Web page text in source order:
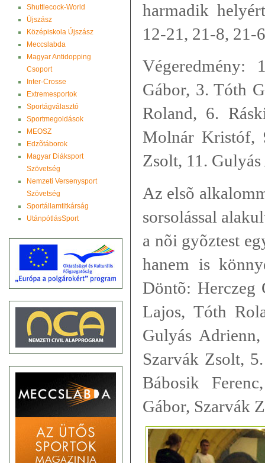
Shuttlecock-World
Újszász
Középiskola Újszász
Meccslabda
Magyar Antidopping
Csoport
Inter-Crosse
Extremesportok
Sportágválasztó
Sportmegoldások
MEOSZ
Edzõtáborok
Magyar Diáksport
Szövetség
Nemzeti Versenysport
Szövetség
Sportállamtitkárság
UtánpótlásSport
harmadik
12-21, 21-8, 21-
Végeredmény:
Gábor, 3. Tóth
Roland, 6.
Molnár Kristóf,
Zsolt, 11.
Az elsõ
sorsolással
a nõi gyõztest
hanem is
Döntõ: Herczeg
Lajos, Tóth
Gulyás
Szarvák Zsolt,
Bábosik
Gábor, Szarvák